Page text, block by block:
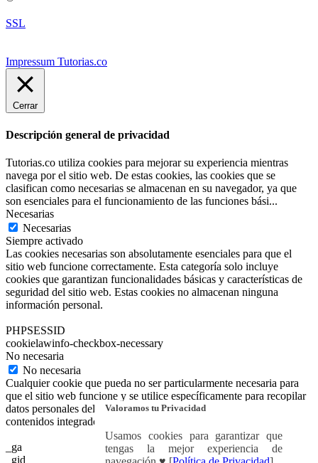
SSL
Impressum Tutorias.co
Valoramos tu Privacidad
Usamos cookies para garantizar que
tengas la mejor experiencia de
Cerrar
Descripción general de privacidad
Tutorias.co utiliza cookies para mejorar su experiencia mientras
navega por el sitio web. De estas cookies, las cookies que se
clasifican como necesarias se almacenan en su navegador, ya que
son esenciales para el funcionamiento de las funciones bási...
Necesarias
Necesarias
Siempre activado
Las cookies necesarias son absolutamente esenciales para que el
sitio web funcione correctamente. Esta categoría solo incluye
cookies que garantizan funcionalidades básicas y características de
seguridad del sitio web. Estas cookies no almacenan ninguna
información personal.
PHPSESSID
cookielawinfo-checkbox-necessary
No necesaria
No necesaria
Cualquier cookie que pueda no ser particularmente necesaria para
que el sitio web funcione y se utilice específicamente para recopilar
datos personales del usuario a través de análisis, anuncios y otros
contenidos integrados se denomina cookie no necesaria.
_ga
_gid